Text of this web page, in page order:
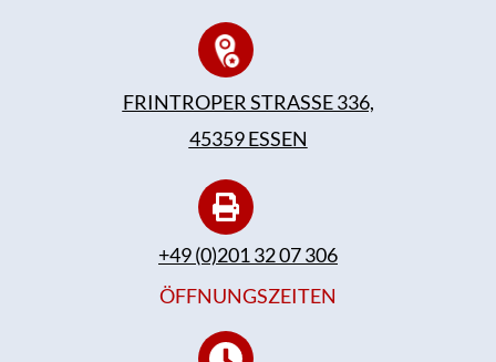
FRINTROPER STRASSE 336,
45359 ESSEN
+49 (0)201 32 07 306
ÖFFNUNGSZEITEN